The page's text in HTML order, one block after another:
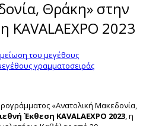
Θράκη» στην
KAVALAEXPO 2023
μείωση του μεγέθους
γραμματοσειράς
«Ανατολική Μακεδονία,
Έκθεση KAVALAEXPO 2023, η